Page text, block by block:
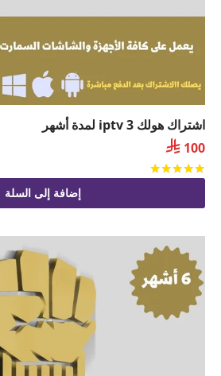
اشتراك هولك iptv 3 لمدة أشهر
 100
إضافة إلى السلة